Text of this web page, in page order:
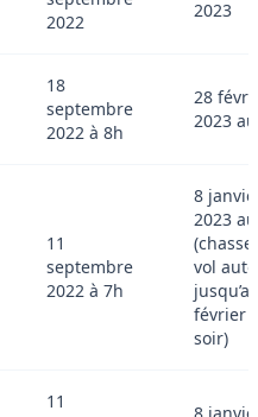
2022
2023
18
septembre
2022 à 8h
28
2023
11
septembre
2022 à 7h
8
2023
vol
février
soir)
11
8